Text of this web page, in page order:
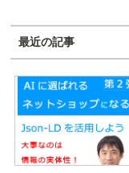
最近の記事